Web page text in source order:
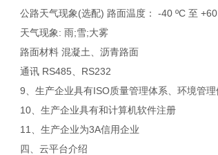
公路天气现象(选配) 路面温度： -40 ºC 至 +60
天气现象: 雨;雪;大雾
路面材料 混凝土、沥青路面
通讯 RS485、RS232
9、生产企业具有ISO质量管理体系、环境管理
10、生产企业具有和计算机软件注册
11、生产企业为3A信用企业
四、云平台介绍